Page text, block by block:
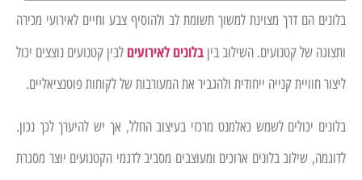
בלונים הם דרך מצוינת למשוך תשומת לב ולהוסיף צבע וחיים לאירועי מכירה
ותצוגה של קטנועים. השילוב בין בלונים לאירועים לבין קטנועים נוצצים יכול
ליצור חוויית קנייה ייחודית ולהגביר את המעורבות של לקוחות פוטנציאליים.
בלונים יכולים לשמש כאלמנט מרכזי בעיצוב החלל, אך יש להיערך לכך נכון.
לדוגמה, שילוב בלונים ארוכים ומעוצבים מסביב לדגמי הקטנועים יוצר מסגרת